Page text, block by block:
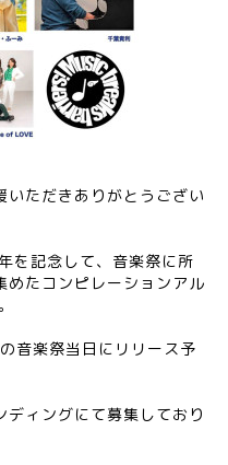
いただきありがとうござい
を記念して、音楽祭に所
めたコンピレーションアル
音楽祭当日にリリース予
ィングにて募集しており